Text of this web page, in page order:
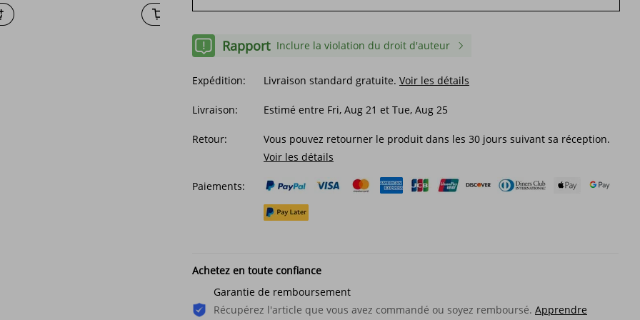
Rapport Inclure la violation du droit d'auteur
Expédition: Livraison standard gratuite. Voir les détails
Livraison: Estimé entre Fri, Aug 21 et Tue, Aug 25
Retour:
Vous pouvez retourner le produit dans les 30 jours suivant sa réception.
Voir les détails
Paiements:
Achetez en toute confiance
Garantie de remboursement
Récupérez l'article que vous avez commandé ou soyez remboursé. Apprendre